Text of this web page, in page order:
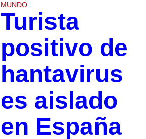
MUNDO
Turista
positivo de
hantavirus
es aislado
en España